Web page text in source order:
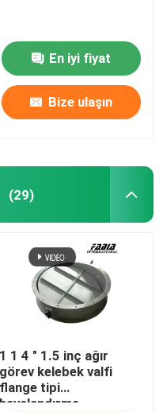
En iyi fiyat
Bize ulaşın
(29)
1 1 4 " 1.5 inç ağır
görev kelebek valfi
flange tipi
havalandırma